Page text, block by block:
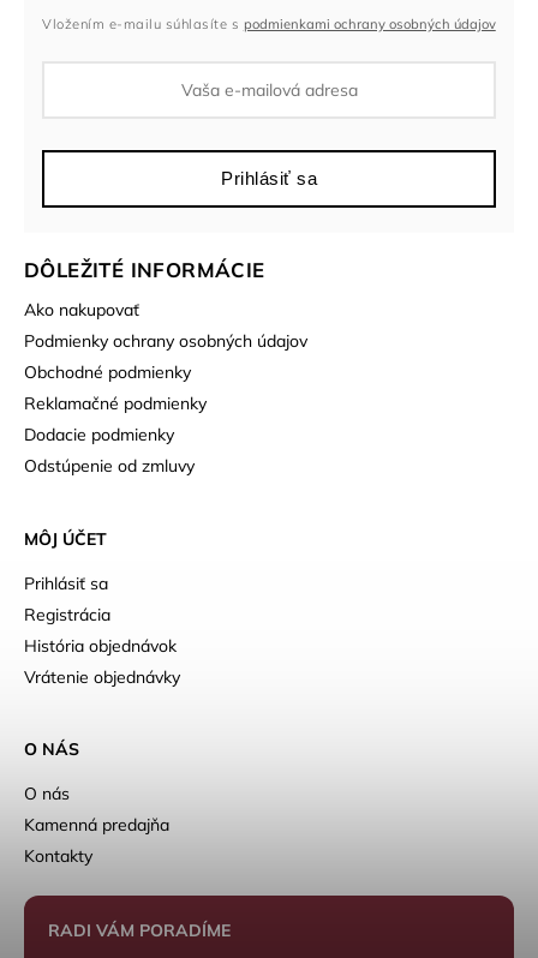
DÔLEŽITÉ INFORMÁCIE
Ako nakupovať
Podmienky ochrany osobných údajov
Obchodné podmienky
Reklamačné podmienky
Dodacie podmienky
Odstúpenie od zmluvy
MÔJ ÚČET
Prihlásiť sa
Registrácia
História objednávok
Vrátenie objednávky
Vložením e-mailu súhlasíte s podmienkami ochrany osobných údajov
Prihlásiť sa
O NÁS
O nás
Kamenná predajňa
Kontakty
RADI VÁM PORADÍME